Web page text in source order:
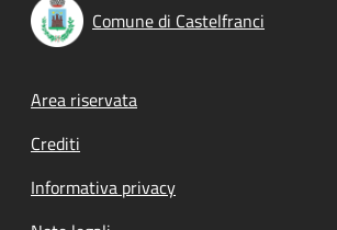
Comune di Castelfranci
Footer menu
Area riservata
Crediti
Informativa privacy